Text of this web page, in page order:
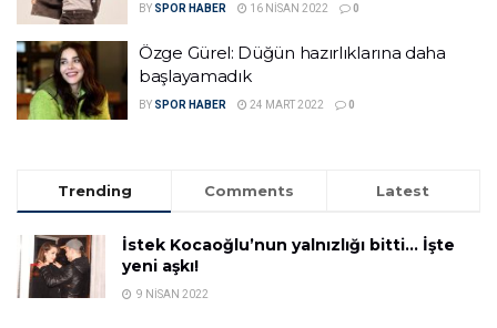
BY SPOR HABER 16 NISAN 2022 0
Özge Gürel: Düğün hazırlıklarına daha
başlayamadık
BY SPOR HABER 24 MART 2022 0
Trending Comments Latest
İstek Kocaoğlu’nun yalnızlığı bitti… İşte
yeni aşkı!
9 NISAN 2022